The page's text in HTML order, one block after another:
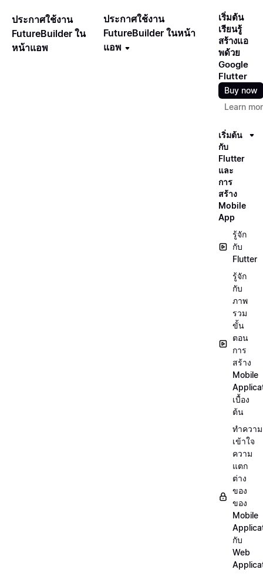
ประกาศใช้งาน
FutureBuilder ใน
หน้าแอพ
ประกาศใช้งาน
FutureBuilder ในหน้า
แอพ
เริ่มต้น
เรียนรู้
สร้างแอ
พด้วย
Google
Flutter
Buy now
Learn
เริ่มต้น
กับ
Flutter
และ
การ
สร้าง
Mobile
App
รู้จัก
กับ
Flutter
รู้จัก
กับ
ภาพ
รวม
ขั้น
ตอน
การ
สร้าง
Mobile
เบื้อง
ต้น
ทำความ
เข้าใจ
ความ
แตก
ต่าง
ของ
ของ
Mobile
กับ
Web